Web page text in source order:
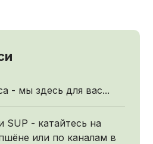
- мы здесь для вас...
SUP - катайтесь на
или по каналам в